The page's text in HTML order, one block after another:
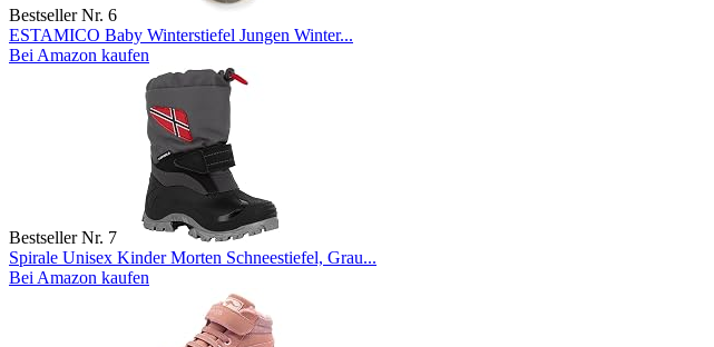
Bestseller Nr. 6
ESTAMICO Baby Winterstiefel Jungen Winter...
Bei Amazon kaufen
Bestseller Nr. 7
Spirale Unisex Kinder Morten Schneestiefel, Grau...
Bei Amazon kaufen